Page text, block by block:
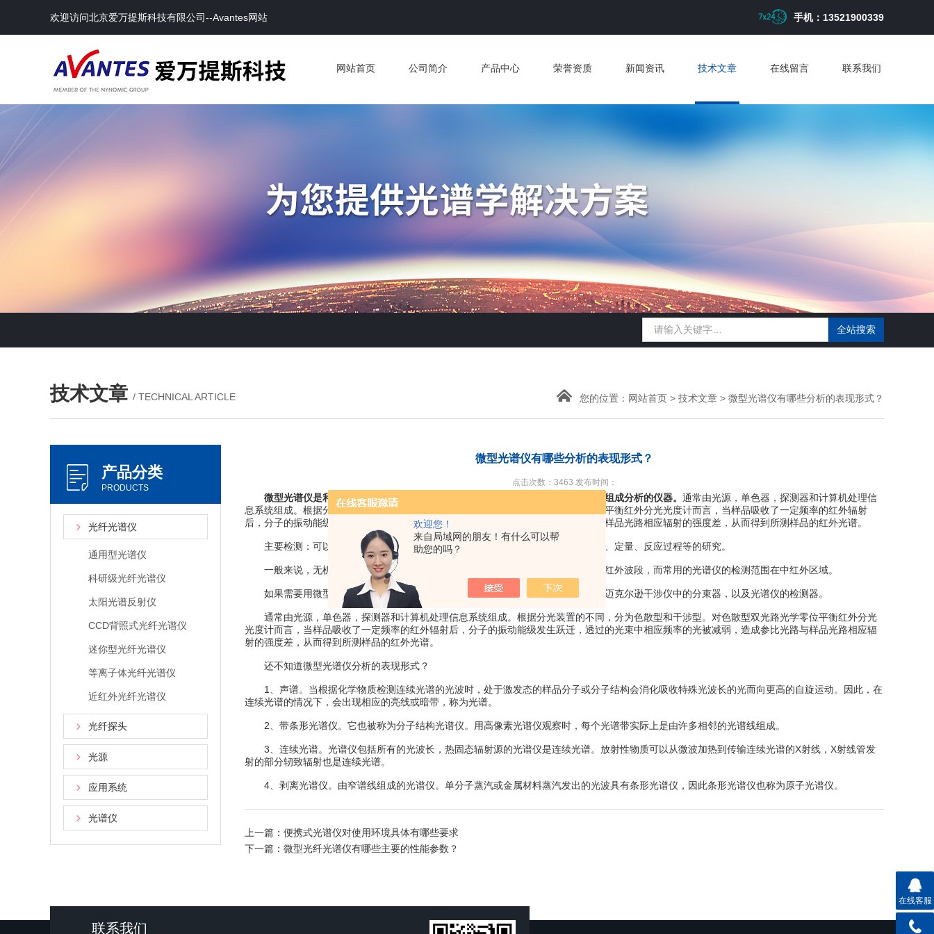
欢迎您！
来自局域网的朋友！有什么可以帮
助您的吗？
欢迎访问北京爱万提斯科技有限公司--Avantes网站 手机：13521900339
网站首页 公司简介 产品中心 荣誉资质 新闻资讯 技术文章 在线留言 联系我们
技术文章 / TECHNICAL ARTICLE 您的位置： 网站首页 > 技术文章 > 微型光谱仪有哪些分析的表现形式？
产品分类
PRODUCTS
光纤光谱仪
通用型光谱仪
科研级光纤光谱仪
太阳光谱反射仪
CCD背照式光纤光谱仪
迷你型光纤光谱仪
等离子体光纤光谱仪
近红外光纤光谱仪
光纤探头
光源
应用系统
光谱仪
微型光谱仪有哪些分析的表现形式？
点击次数：3463 发布时间：
微型光谱仪是利用物质对不同波长的红外辐射的吸收特性，进行分子结构和化学组成分析的仪器。 通常由光源，单色器，探测器和计算机处理信
息系统组成。根据分光装置的不同，分为色散型和干涉型。对色散型双光路光学零位平衡红外分光光度计而言，当样品吸收了一定频率的红外辐射
后，分子的振动能级发生跃迁，透过的光束中相应频率的光被减弱，造成参比光路与样品光路相应辐射的强度差，从而得到所测样品的红外光谱。
主要检测：可以测定出样品有哪些官能团或化学键存在或变化，用以物质的定性、定量、反应过程等的研究。
一般来说，无机物需要用微型光谱仪来检测。因为无机物的振动峰大部分处于远红外波段，而常用的光谱仪的检测范围在中红外区域。
如果需要用微型光谱仪来检测无机物的红外光谱，需要对光谱仪进行调整，更换迈克尔逊干涉仪中的分束器，以及光谱仪的检测器。
通常由光源，单色器，探测器和计算机处理信息系统组成。根据分光装置的不同，分为色散型和干涉型。对色散型双光路光学零位平衡红外分光
光度计而言，当样品吸收了一定频率的红外辐射后，分子的振动能级发生跃迁，透过的光束中相应频率的光被减弱，造成参比光路与样品光路相应辐
射的强度差，从而得到所测样品的红外光谱。
还不知道微型光谱仪分析的表现形式？
1、声谱。当根据化学物质检测连续光谱的光波时，处于激发态的样品分子或分子结构会消化吸收特殊光波长的光而向更高的自旋运动。因此，在
连续光谱的情况下，会出现相应的亮线或暗带，称为光谱。
2、带条形光谱仪。它也被称为分子结构光谱仪。用高像素光谱仪观察时，每个光谱带实际上是由许多相邻的光谱线组成。
3、连续光谱。光谱仪包括所有的光波长，热固态辐射源的光谱仪是连续光谱。放射性物质可以从微波加热到传输连续光谱的X射线，X射线管发
射的部分轫致辐射也是连续光谱。
4、剥离光谱仪。由窄谱线组成的光谱仪。单分子蒸汽或金属材料蒸汽发出的光波具有条形光谱仪，因此条形光谱仪也称为原子光谱仪。
上一篇： 便携式光谱仪对使用环境具体有哪些要求
下一篇： 微型光纤光谱仪有哪些主要的性能参数？
联系我们
在线客服